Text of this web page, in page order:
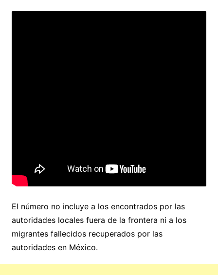
El número no incluye a los encontrados por las
autoridades locales fuera de la frontera ni a los
migrantes fallecidos recuperados por las
autoridades en México.